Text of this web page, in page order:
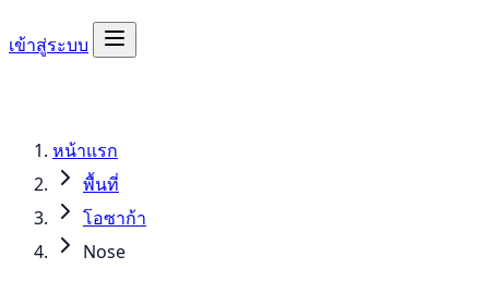
เข้าสู่ระบบ
หน้าแรก
พื้นที่
โอซาก้า
Nose